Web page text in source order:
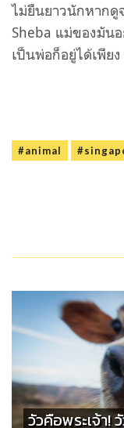
ไม่ยืนยาวนักหาก
Sheba แม่ของมัน
เป็นพ่อก็อยู่ได้เพีย
#animal
วัวคือพระเจ้า!